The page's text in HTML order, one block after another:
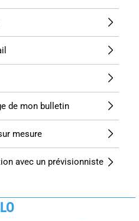
de mon bulletin
mesure
avec un prévisionniste